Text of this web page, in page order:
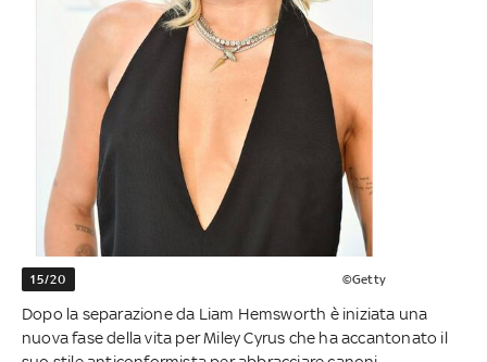
15/20 ©Getty
Dopo la separazione da Liam Hemsworth è iniziata una
nuova fase della vita per Miley Cyrus che ha accantonato il